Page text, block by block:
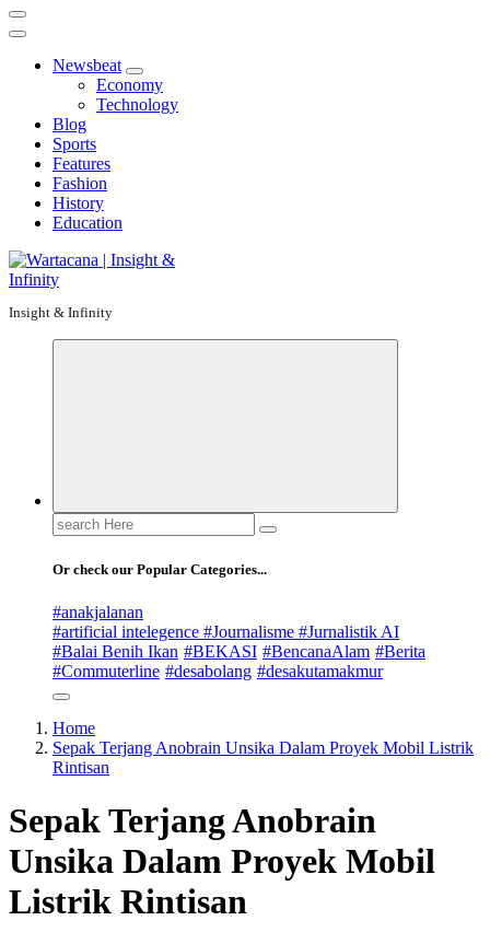
Newsbeat
Economy
Technology
Blog
Sports
Features
Fashion
History
Education
Insight & Infinity
Search
for:
Or check our Popular Categories...
#anakjalanan
#artificial intelegence #Journalisme #Jurnalistik AI
#Balai Benih Ikan #BEKASI #BencanaAlam #Berita
#Commuterline #desabolang #desakutamakmur
Home
Sepak Terjang Anobrain Unsika Dalam Proyek Mobil Listrik
Rintisan
Sepak Terjang Anobrain
Unsika Dalam Proyek Mobil
Listrik Rintisan